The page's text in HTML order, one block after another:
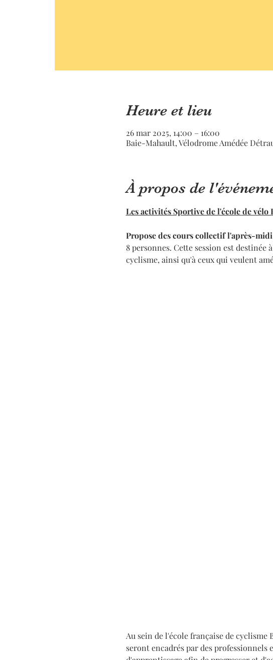
Heure et lieu
26 mar 2025, 14:00 – 16:00
Baie-Mahault, Vélodrome Amédée
À propos de
Les activités Sportive de l'école de vélo
Propose des cours collectif l'après-midi
8 personnes. Cette session est
cyclisme, ainsi qu'à ceux qui veulent
Au sein de l'école française de cyclisme
seront encadrés par des